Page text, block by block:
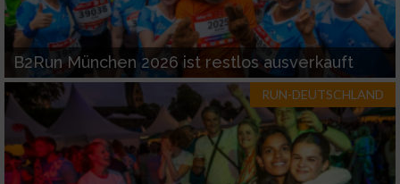
B2Run München 2026 ist restlos ausverkauft
RUN-DEUTSCHLAND